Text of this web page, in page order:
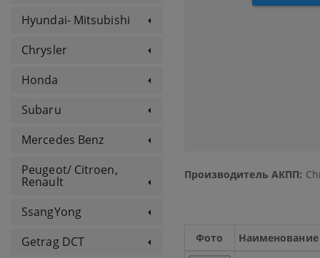
Hyundai- Mitsubishi
Chrysler
Honda
Subaru
Mercedes Benz
Peugeot/ Citroen,
Renault
SsangYong
Getrag DCT
Производитель АКПП:
Фото Наименование